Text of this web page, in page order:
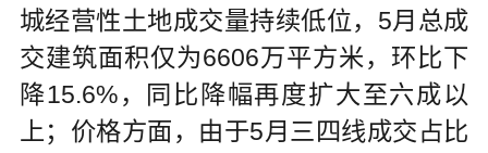
城经营性土地成交量持续低位，5月总成
交建筑面积仅为6606万平方米，环比下
降15.6%，同比降幅再度扩大至六成以
上；价格方面，由于5月三四线成交占比